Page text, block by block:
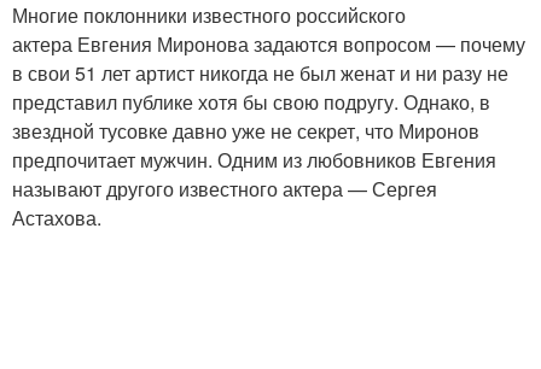
Многие поклонники известного российского
актера Евгения Миронова задаются вопросом — почему
в свои 51 лет артист никогда не был женат и ни разу не
представил публике хотя бы свою подругу. Однако, в
звездной тусовке давно уже не секрет, что Миронов
предпочитает мужчин. Одним из любовников Евгения
называют другого известного актера — Сергея
Астахова.